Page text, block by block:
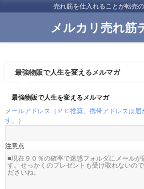
売れ筋を仕入れることが転売
メルカリ売れ筋
最強物販で人生を変えるメルマガ
最強物販で人生を変えるメルマガ
メールアドレス（ＰＣ推奨、携帯アドレスは
す。）
注意点